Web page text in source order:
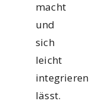
macht
und
sich
leicht
integrieren
lässt.